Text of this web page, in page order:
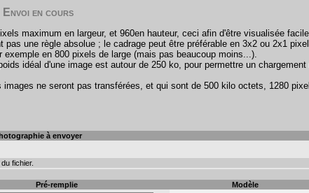
Envoi en cours
maximum en largeur, et 960en hauteur, ceci afin d'être visualisée
une règle absolue ; le cadrage peut être préférable en 3x2 ou 2x1
en 800 pixels de large (mais pas beaucoup moins...).
idéal d'une image est autour de 250 ko, pour permettre un chargement
ne seront pas transférées, et qui sont de 500 kilo octets, 1280
à envoyer
fichier.
Pré-remplie
Modèle